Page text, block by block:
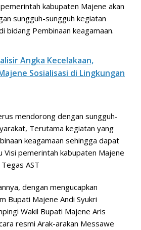
kabupaten Majene akan
sungguh-sungguh kegiatan
bidang Pembinaan keagamaan.
Angka Kecelakaan,
Sosialisasi di Lingkungan
mendorong dengan sungguh-
Terutama kegiatan yang
keagamaan sehingga dapat
Visi pemerintah kabupaten Majene
AST
dengan mengucapkan
Bupati Majene Andi Syukri
Wakil Bupati Majene Aris
resmi Arak-arakan Messawe